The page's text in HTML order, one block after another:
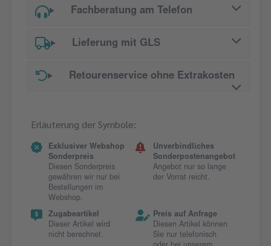
Fachberatung am Telefon
Lieferung mit GLS
Retourenservice ohne Extrakosten
Erläuterung der Symbole:
Exklusiver Webshop
Sonderpreis
Diesen Sonderpreis
gewähren wir nur bei
Bestellungen im
Webshop.
Unverbindliches
Sonderpostenangebot
Angebot nur so lange
der Vorrat reicht.
Zugabeartikel
Dieser Artikel wird
nicht berechnet.
Preis auf Anfrage
Diesen Artikel können
Sie nur telefonisch